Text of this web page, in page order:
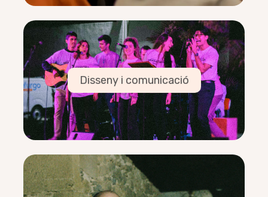
Disseny i comunicació
DISSENY
Hugo Escolà
29/12/1998
Sempre buscant l’estàtica
Vocacions